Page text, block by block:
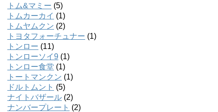
トム&マミー (5)
トムカーカイ (1)
トムヤムクン (2)
トヨタフォーチュナー (1)
トンロー (11)
トンローソイ9 (1)
トンロー食堂 (1)
トートマンクン (1)
ドルトムント (5)
ナイトバザール (2)
ナンバープレート (2)